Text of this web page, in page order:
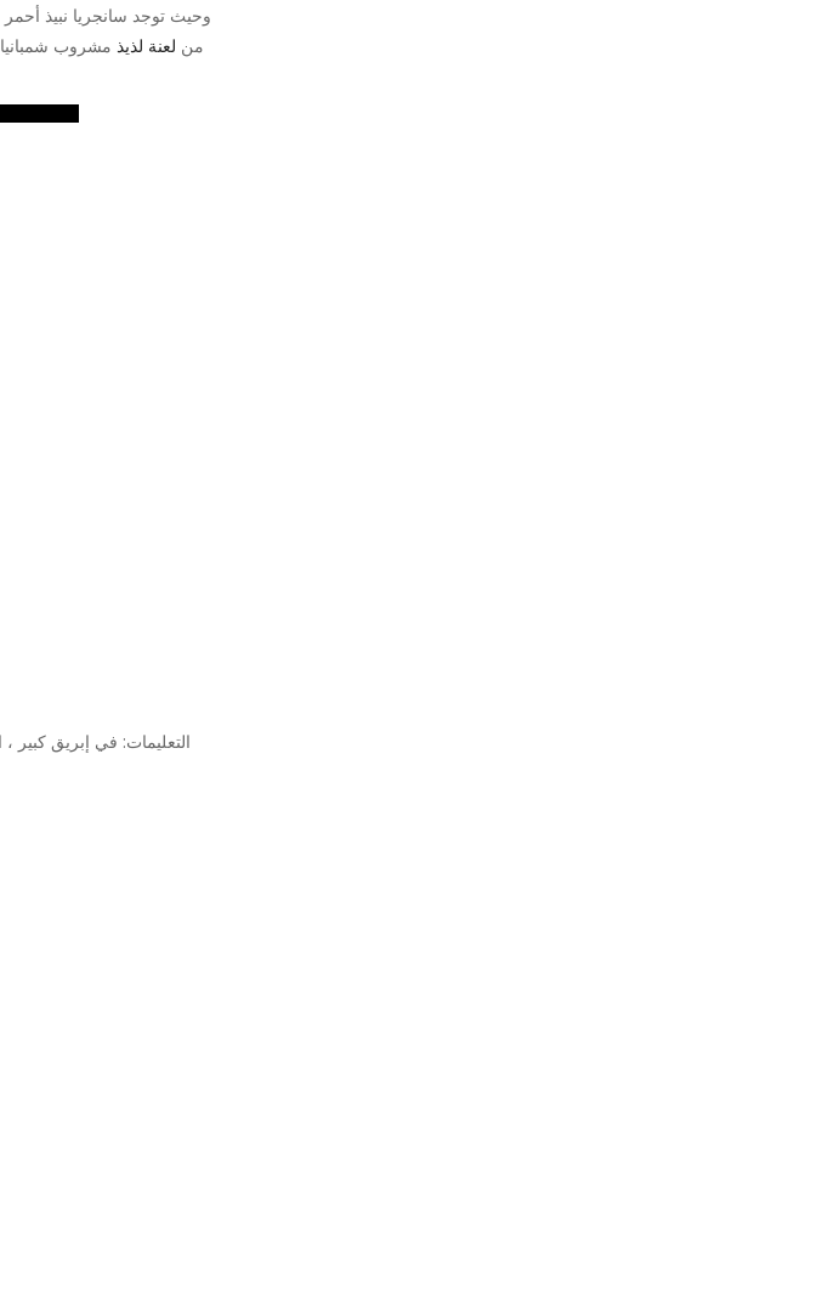
وحيث توجد سانجريا نبيذ
من النبيذ الأبيض الفوار ، فإن White Sangria Sparkler من لعنة لذيذ مشروب
التعليمات: في إبريق كبير